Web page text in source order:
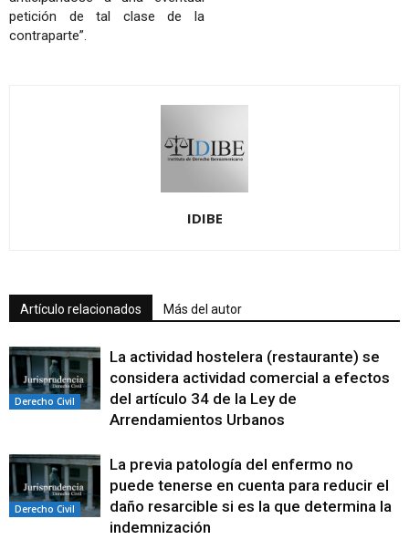
petición de tal clase de la
contraparte”.
IDIBE
Artículo relacionados Más del autor
Derecho Civil
La actividad hostelera (restaurante) se
considera actividad comercial a efectos
del artículo 34 de la Ley de
Arrendamientos Urbanos
Derecho Civil
La previa patología del enfermo no
puede tenerse en cuenta para reducir el
daño resarcible si es la que determina la
indemnización